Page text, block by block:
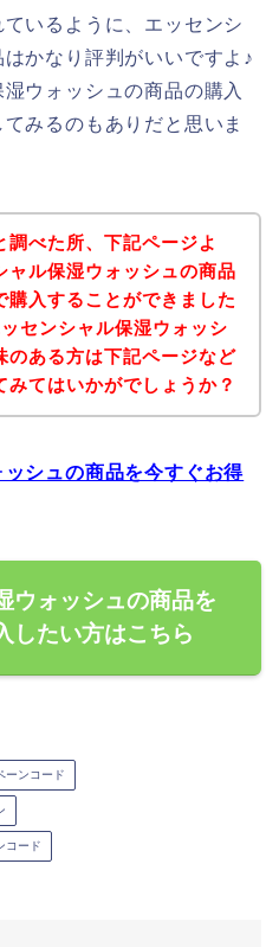
いるように、エッセンシ
かなり評判がいいですよ♪
ウォッシュの商品の購入
みるのもありだと思いま
調べた所、下記ページよ
ャル保湿ウォッシュの商品
購入することができました
センシャル保湿ウォッシ
のある方は下記ページなど
みてはいかがでしょうか？
シュの商品を今すぐお得
ウォッシュの商品を
したい方はこちら
ーンコード
コード